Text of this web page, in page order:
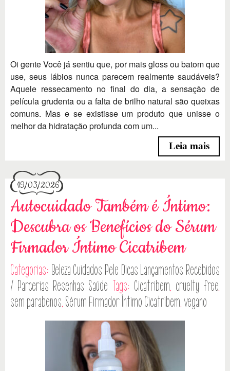
Oi gente Você já sentiu que, por mais gloss ou batom que
use, seus lábios nunca parecem realmente saudáveis?
Aquele ressecamento no final do dia, a sensação de
película grudenta ou a falta de brilho natural são queixas
comuns. Mas e se existisse um produto que unisse o
melhor da hidratação profunda com um...
Leia mais
19/03/2026
Autocuidado Também é Íntimo:
Descubra os Benefícios do Sérum
Firmador Íntimo Cicatribem
Categorias: Beleza Cuidados Pele Dicas Lançamentos Recebidos
/ Parcerias Resenhas Saúde Tags: Cicatribem, cruelty free,
sem parabenos, Sérum Firmador Íntimo Cicatribem,vegano